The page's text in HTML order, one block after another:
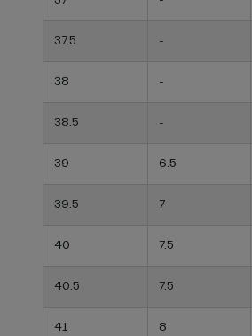
37.5 -
38 -
38.5 -
39 6.5
39.5 7
40 7.5
40.5 7.5
41 8